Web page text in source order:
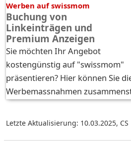
Werben auf swissmom
Buchung von
Linkeinträgen und
Premium Anzeigen
Sie möchten Ihr Angebot
kostengünstig auf "swissmom"
präsentieren? Hier können Sie
Werbemassnahmen
Letzte Aktualisierung: 10.03.2025, CS